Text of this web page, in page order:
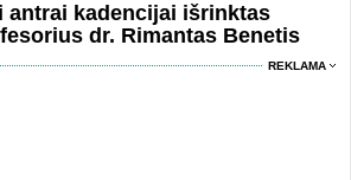
antrai kadencijai išrinktas
dr. Rimantas Benetis
REKLAMA